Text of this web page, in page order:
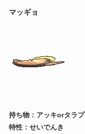
マッギョ
持ち物：アッキorタラプ
特性：せいでんき